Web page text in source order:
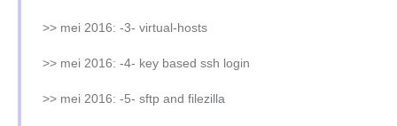
>> mrt 2018: -4- virtual hosts
>> mrt 2018: -5- keys en filezilla
>> mrt 2018: -6- mysql, wordpress en php
>> mei 2016: -3- virtual-hosts
>> mei 2016: -4- key based ssh login
>> mei 2016: -5- sftp and filezilla